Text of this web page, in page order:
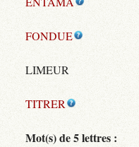
FONDUE
LIMEUR
TITRER
Mot(s) de 5 lettres :